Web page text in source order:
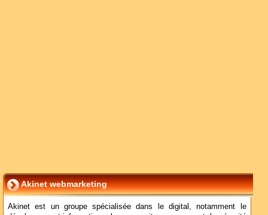
Akinet webmarketing
Akinet est un groupe spécialisée dans le digital, notamment le